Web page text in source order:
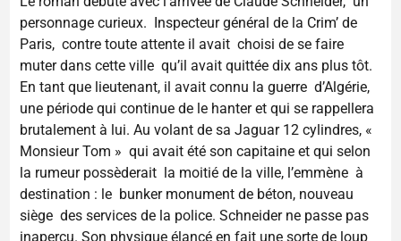
personnage curieux. Inspecteur général de la Crim’ de
Paris, contre toute attente il avait choisi de se faire
muter dans cette ville qu’il avait quittée dix ans plus tôt.
En tant que lieutenant, il avait connu la guerre d’Algérie,
une période qui continue de le hanter et qui se rappellera
brutalement à lui. Au volant de sa Jaguar 12 cylindres, «
Monsieur Tom » qui avait été son capitaine et qui selon
la rumeur possèderait la moitié de la ville, l’emmène à
destination : le bunker monument de béton, nouveau
siège des services de la police. Schneider ne passe pas
inaperçu. Son physique élancé en fait une sorte de loup